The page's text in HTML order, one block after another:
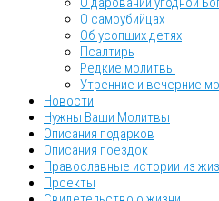
О самоубийцах
Об усопших детях
Псалтирь
Редкие молитвы
Утренние и вечерние
Новости
Нужны Ваши Молитвы
Описания подарков
Описания поездок
Православные истории из
Проекты